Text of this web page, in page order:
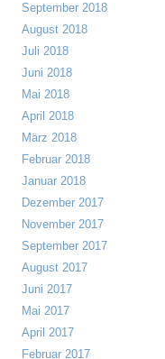
September 2018
August 2018
Juli 2018
Juni 2018
Mai 2018
April 2018
März 2018
Februar 2018
Januar 2018
Dezember 2017
November 2017
September 2017
August 2017
Juni 2017
Mai 2017
April 2017
Februar 2017